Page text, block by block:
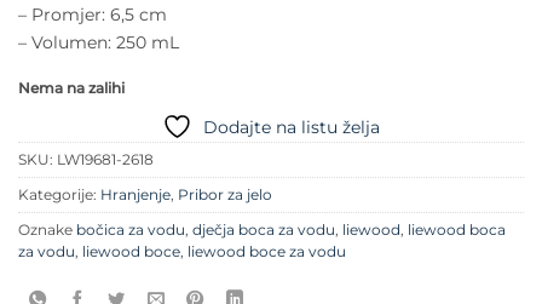
– Promjer: 6,5 cm
– Volumen: 250 mL
Nema na zalihi
Dodajte na listu želja
SKU: LW19681-2618
Kategorije: Hranjenje Pribor za jelo
Oznake bočica za vodu dječja boca za vodu liewood liewood boca
za vodu liewood boce liewood boce za vodu